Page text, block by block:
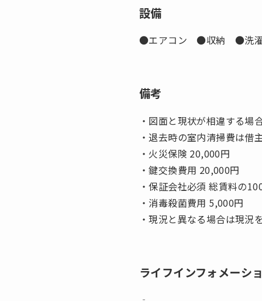
設備
●エアコン ●収納 ●洗濯
備考
・図面と現状が相違する場
・退去時の室内清掃費は借
・火災保険 20,000円
・鍵交換費用 20,000円
・保証会社必須 総賃料の
・消毒殺菌費用 5,000円
・現況と異なる場合は現況
ライフインフォメーシ